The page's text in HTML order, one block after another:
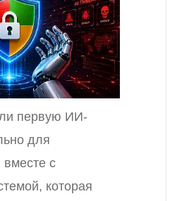
первую ИИ-
для
вместе с
которая